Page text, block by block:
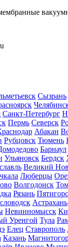
Сызрань
Санкт-Петербург
Пермь Северск
Абакан
Рубцовск Тюмень
Барнаул
Ульяновск Бердск
Великий
Люберцы
Волгодонск
Рязань
Астрахань
Невинномысск
Уренгой Тула
Елец Ставрополь
Казань